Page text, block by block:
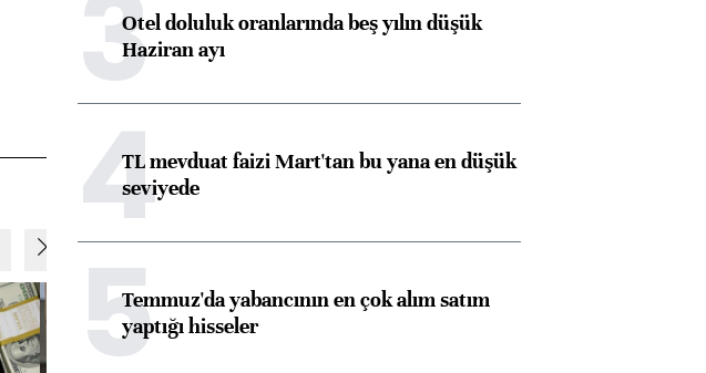
Almanya, Commerzbank
3Otel doluluk oranlarında beş yılın düşük
Haziran ayı
4TL mevduat faizi Mart'tan bu yana en düşük
seviyede
5Temmuz'da yabancının en çok alım satım
yaptığı hisseler